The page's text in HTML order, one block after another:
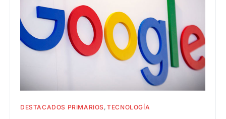
DESTACADOS PRIMARIOS TECNOLOGÍA